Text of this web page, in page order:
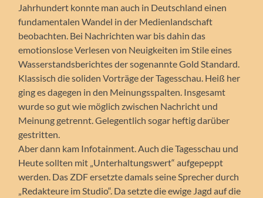
Jahrhundert konnte man auch in Deutschland einen
fundamentalen Wandel in der Medienlandschaft
beobachten. Bei Nachrichten war bis dahin das
emotionslose Verlesen von Neuigkeiten im Stile eines
Wasserstandsberichtes der sogenannte Gold Standard.
Klassisch die soliden Vorträge der Tagesschau. Heiß her
ging es dagegen in den Meinungsspalten. Insgesamt
wurde so gut wie möglich zwischen Nachricht und
Meinung getrennt. Gelegentlich sogar heftig darüber
gestritten.
Aber dann kam Infotainment. Auch die Tagesschau und
Heute sollten mit „Unterhaltungswert“ aufgepeppt
werden. Das ZDF ersetzte damals seine Sprecher durch
„Redakteure im Studio“. Da setzte die ewige Jagd auf die